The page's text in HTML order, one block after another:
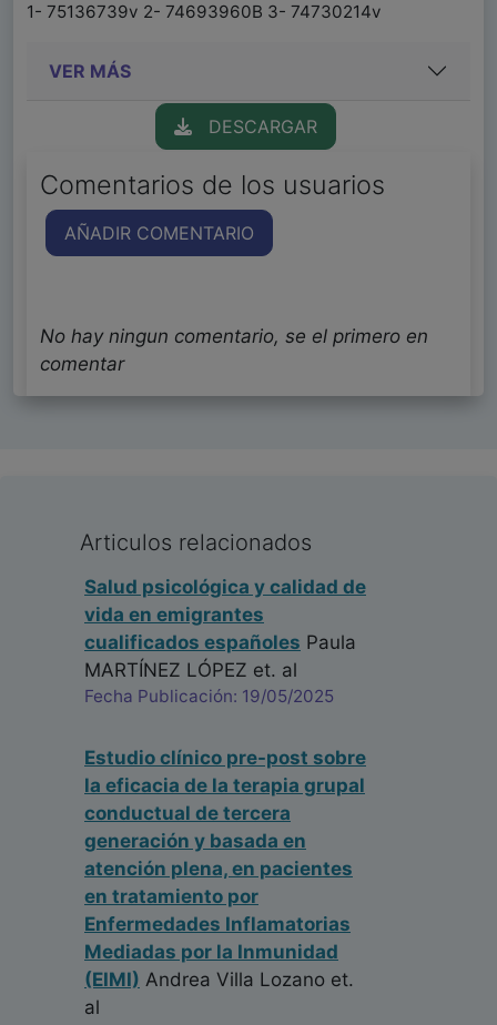
1- 75136739v 2- 74693960B 3- 74730214v
VER MÁS
DESCARGAR
Comentarios de los usuarios
AÑADIR COMENTARIO
No hay ningun comentario, se el primero en
comentar
Articulos relacionados
Salud psicológica y calidad de
vida en emigrantes
cualificados españoles Paula
MARTÍNEZ LÓPEZ et. al
Fecha Publicación: 19/05/2025
Estudio clínico pre-post sobre
la eficacia de la terapia grupal
conductual de tercera
generación y basada en
atención plena, en pacientes
en tratamiento por
Enfermedades Inflamatorias
Mediadas por la Inmunidad
(EIMI) Andrea Villa Lozano et.
al